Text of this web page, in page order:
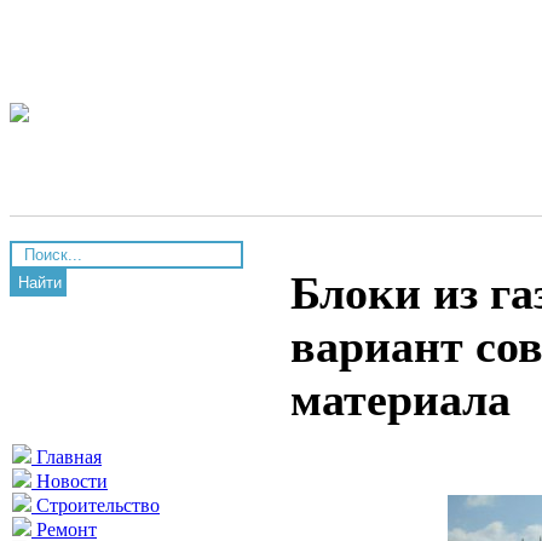
Найти
Главная
Новости
Строительство
Ремонт
Блоки из
вариант
материала